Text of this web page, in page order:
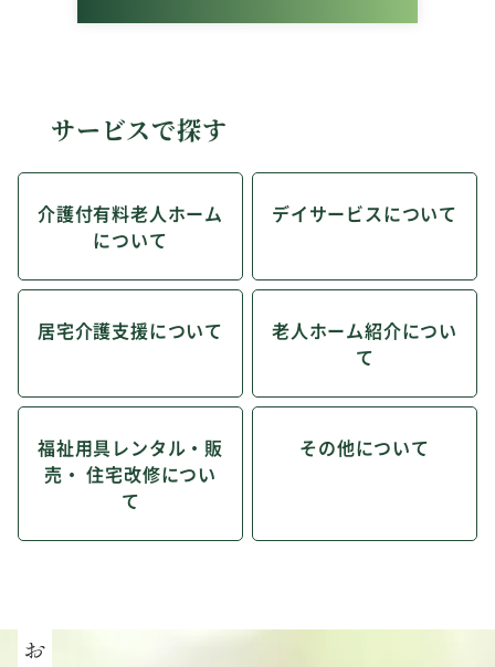
サービスで探す
介護付有料老人ホーム
について
デイサービスについて
居宅介護支援について
老人ホーム紹介につい
て
福祉用具レンタル・販
売・ 住宅改修につい
て
その他について